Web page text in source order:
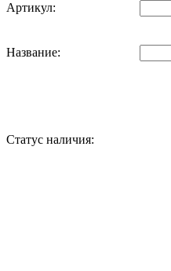
Артикул:
Название:
Статус наличия: